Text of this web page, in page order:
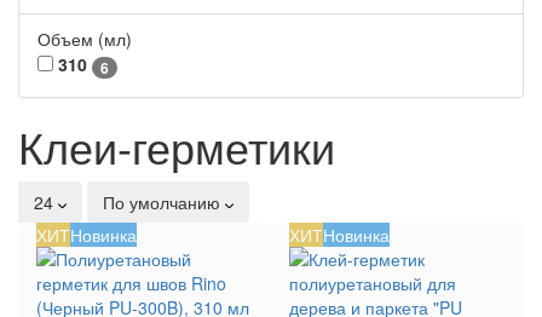
Объем (мл)
310
6
Клеи-герметики
24
По умолчанию
ХИТНовинка ХИТНовинка